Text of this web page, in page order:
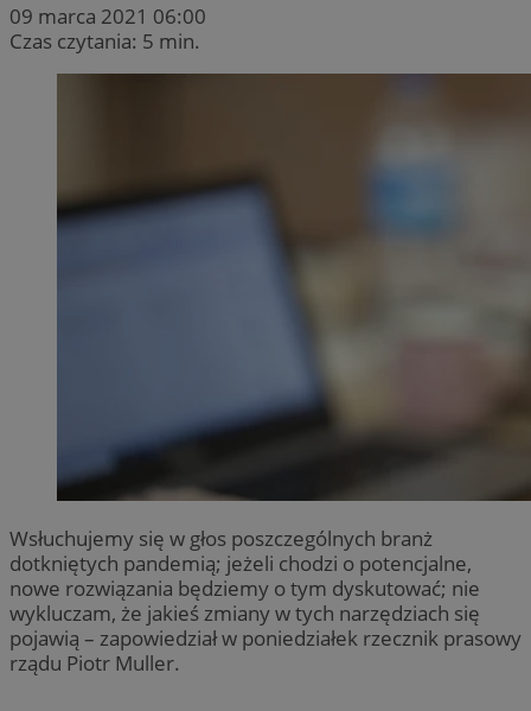
09 marca 2021 06:00
Czas czytania: 5 min.
Wsłuchujemy się w głos poszczególnych branż
dotkniętych pandemią; jeżeli chodzi o potencjalne,
nowe rozwiązania będziemy o tym dyskutować; nie
wykluczam, że jakieś zmiany w tych narzędziach się
pojawią – zapowiedział w poniedziałek rzecznik prasowy
rządu Piotr Muller.